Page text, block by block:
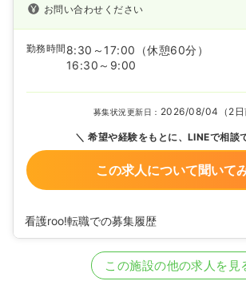
お問い合わせください
勤務時間 8:30～17:00
（休憩60分）
16:30～9:00
募集状況更新日： 2026/08/04（2日
希望や経験をもとに、LINEで相談
この求人について聞いて
看護roo!転職での募集履歴
正看護師の募集を開始
正看護師の募集を休止
この施設の他の求人を見